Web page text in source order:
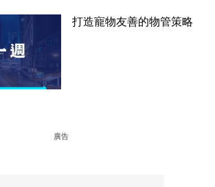
打造寵物友善的物管策略
廣告